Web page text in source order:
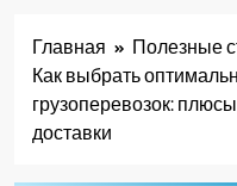
Главная
Полезные
Как выбрать
грузоперевозок:
доставки